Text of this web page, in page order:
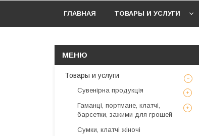
ГЛАВНАЯ ТОВАРЫ И УСЛУГИ
Товары и услуги
Сувенірна продукція
Гаманці, портмане, клатчі,
барсетки, зажими для грошей
Сумки, клатчі жіночі